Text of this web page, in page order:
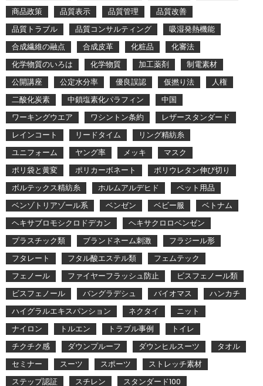
商品政策
品質表示 品質管理
品質改善
品質トラブル
品質コンサルティング
吸湿発熱機能
合成繊維の融点
合成皮革 化粧品
化審法
化学物質のいろは
化学物質 加工薬剤
制電素材
公開講座
公定水分率 優良誤認 仮撚り法
人権
二酸化炭素
中鎖塩素化パラフィン
中国
ワーキングウエア
ワシントン条約
レザースタンダード
レインコート
リードタイム
リング精紡糸
ユニフォーム
ヤング率 メッキ
マスク
ポリ袋と黄変
ポリカーボネート
ポリウレタン伸び切り
ボルテックス精紡糸
ホルムアルデヒド
ペット用品
ベンゾトリアゾール系
ベンゼン ベビー服
ベトナム
ヘキサブロモシクロドデカン
ヘキサクロロベンゼン
プラスチック類
ブランドネーム刺激
フラジール形
フタレート
フタル酸エステル類
フェムテック
フェノール
ファイヤーフラッシュ防止
ビスフェノール類
ビスフェノール
バングラデシュ バイオマス
ハンカチ
ハイグラルエキスパンション
ネクタイ
ニット
ナイロン
トルエン トラブル事例
トイレ
チクチク感
ダウンプルーフ ダウンヒルスーツ
タオル
セミナー
スーツ スポーツ
ストレッチ素材
ステップ認証
スチレン スタンダード100